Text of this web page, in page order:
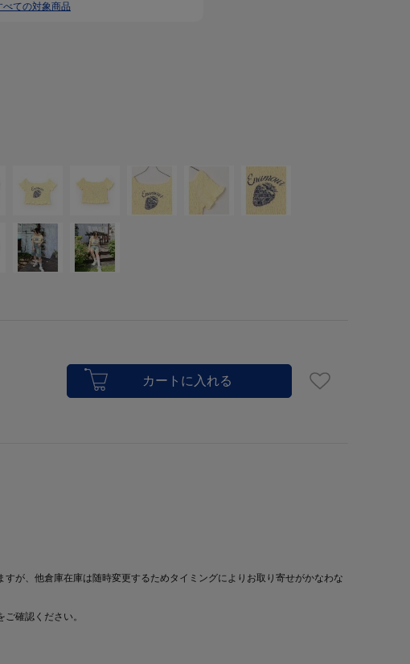
べての対象商品
すが、他倉庫在庫は随時変更するためタイミングによりお取り寄せがかなわな
ご確認ください。